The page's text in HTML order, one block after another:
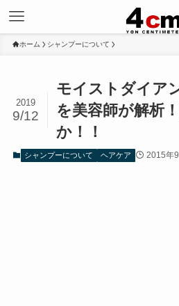
ホーム シャンプーについて
モイストダイア
を美容師が解析
か！！
2019
9/12
シャンプーについて ヘアケア 2015年